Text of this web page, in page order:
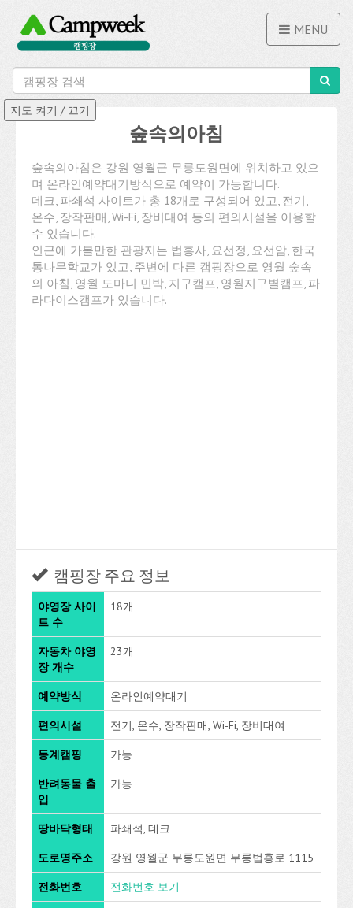
MENU
숲속의아침
숲속의아침은 강원 영월군 무릉도원면에 위치하고 있으
며 온라인예약대기방식으로 예약이 가능합니다.
데크, 파쇄석 사이트가 총 18개로 구성되어 있고, 전기,
온수, 장작판매, Wi-Fi, 장비대여 등의 편의시설을 이용할
수 있습니다.
인근에 가볼만한 관광지는 법흥사, 요선정, 요선암, 한국
통나무학교가 있고, 주변에 다른 캠핑장으로 영월 숲속
의 아침, 영월 도마니 민박, 지구캠프, 영월지구별캠프, 파
라다이스캠프가 있습니다.
캠핑장 주요 정보
야영장 사이
트 수
18개
자동차 야영
장 개수
23개
예약방식 온라인예약대기
편의시설 전기, 온수, 장작판매, Wi-Fi, 장비대여
동계캠핑 가능
반려동물 출
입
가능
땅바닥형태 파쇄석, 데크
도로명주소 강원 영월군 무릉도원면 무릉법흥로 1115
전화번호 전화번호 보기